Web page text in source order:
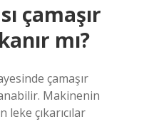
çamaşır
mı?
çamaşır
Makinenin
çıkarıcılar